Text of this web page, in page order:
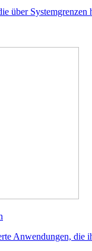
über
Anwendungen, die